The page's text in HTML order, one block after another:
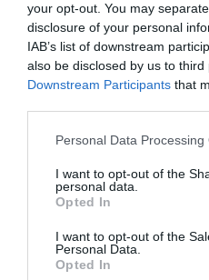
your opt-out. You may
disclosure of your personal
IAB’s list of downstream
also be disclosed by us to third
Downstream Participants that
Personal Data Processing
I want to opt-out of the
personal data.
Opted In
I want to opt-out of the
Personal Data.
Opted In